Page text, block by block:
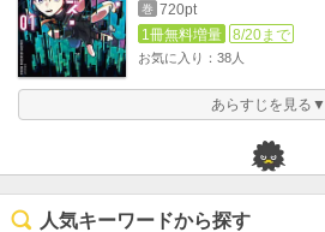
巻 720pt
1冊無料増量
8/20まで
お気に入り：38人
あらすじを見る▼
人気キーワードから探す